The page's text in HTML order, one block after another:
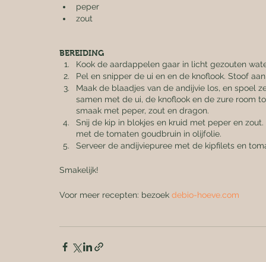
peper
zout
BEREIDING
Kook de aardappelen gaar in licht gezouten
Pel en snipper de ui en en de knoflook. Stoof
Maak de blaadjes van de andijvie los, en spoel
samen met de ui, de knoflook en de zure room
smaak met peper, zout en dragon.
Snij de kip in blokjes en kruid met peper en
met de tomaten goudbruin in olijfolie.
Serveer de andijviepuree met de kipfilets en
Smakelijk!
Voor meer recepten: bezoek debio-hoeve.com